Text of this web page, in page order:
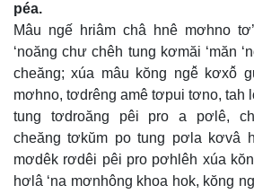
péa.
Mâu ngế hriâm châ hnê mơhno
‘noăng chư chêh tung kơmăi ‘măn
cheăng; xúa mâu kŏng ngê̆ kơxô̆
mơhno, tơdrêng amê tơpui tơno, tah
tung tơdroăng pêi pro a pơlê,
cheăng tơkŭm po tung pơla kơvâ
mơdêk rơdêi pêi pro pơhlêh xúa
hơlâ ‘na mơnhông khoa hok, kŏng